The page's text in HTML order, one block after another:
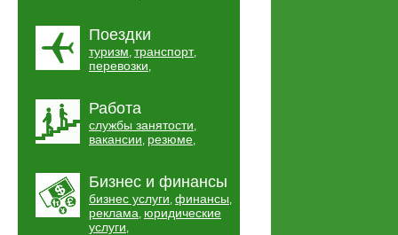
Поездки
туризм, транспорт,
перевозки,
Работа
службы занятости,
вакансии, резюме,
Бизнес и финансы
бизнес услуги, финансы,
реклама, юридические
услуги,